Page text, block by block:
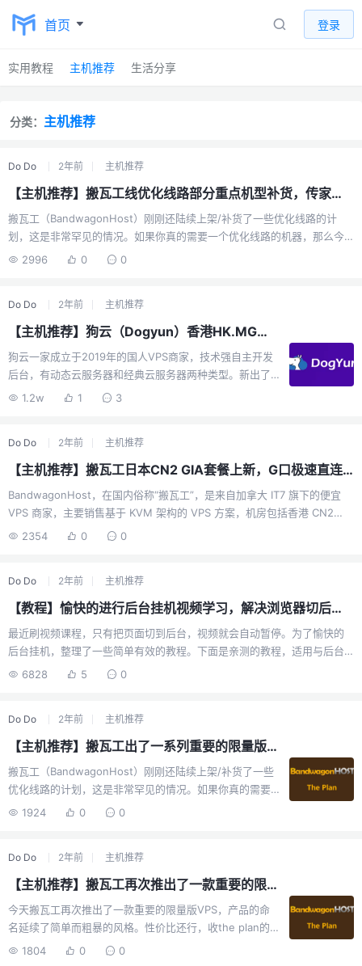
首页 登录
实用教程 主机推荐 生活分享
分类： 主机推荐
Do Do 2年前 主机推荐
【主机推荐】搬瓦工线优化线路部分重点机型补货，传家宝补货！
搬瓦工（BandwagonHost）刚刚还陆续上架/补货了一些优化线路的计
划，这是非常罕见的情况。如果你真的需要一个优化线路的机器，那么今
天有一些非常便宜的机型可以选择。曾经溢价1000+的传家宝。DC6 GIA
Plan（低配） 限量版(无HK CMI)（2C 2GB内存,40 GB SSD,500GB月流
量），$99.99/年⭐⭐⭐⭐⭐性价比爆炸，内存大点 ☞ 直达链接以上均可使用
2996 0 0
Do Do 2年前 主机推荐
【主机推荐】狗云（Dogyun）香港HK.MG测评解锁奈飞
狗云一家成立于2019年的国人VPS商家，技术强自主开发
后台，有动态云服务器和经典云服务器两种类型。新出了
的香港HK.MG机房vps，ipv4+ipv6，国际线路，非直连。
“HK.MG”。目前已经接入NTT，移动能够直连，效果不
错，便宜的移动快乐机。配置及价格1C1G20G、
1TB@500Mbps、优惠后年付￥70优惠码：HK.MG购买链
接：直达链接测试IP206.237.0.*流媒体检测IPV4解锁
D+和ChatGPT，IPV6解锁香港奈菲和D+，流媒体解锁中
规中矩。 ** 测试时间:...
1.2w 1 3
Do Do 2年前 主机推荐
【主机推荐】搬瓦工日本CN2 GIA套餐上新，G口极速直连！
BandwagonHost，在国内俗称“搬瓦工”，是来自加拿大 IT7 旗下的便宜
VPS 商家，主要销售基于 KVM 架构的 VPS 方案，机房包括香港 CN2
GIA、洛杉矶 DC6 CN2 GIA-E、洛杉矶 DC9 CN2 GIA、日本软银
GT、CN2 GIA等中国特别优化线路，日本有软银线路。
BandwagonHost（“搬瓦工”）的一些特色：支持快照（Snapshot，一键
备份整个VPS）、一键迁移机房（VPS在不同机房...
2354 0 0
Do Do 2年前 主机推荐
【教程】愉快的进行后台挂机视频学习，解决浏览器切后台后视频自动暂停的问题！
最近刷视频课程，只有把页面切到后台，视频就会自动暂停。为了愉快的
后台挂机，整理了一些简单有效的教程。下面是亲测的教程，适用与后台
视频挂机学习（中途不需要答题或者点击验证码的视频）。H5如果视频是
var current_video = document.getElementsByTagName('video')[0]
current_video.play() }, 1000)Flash...
6828 5 0
Do Do 2年前 主机推荐
【主机推荐】搬瓦工出了一系列重要的限量版VPS，包含曾经的绝版传家宝套餐，强烈推荐！
搬瓦工（BandwagonHost）刚刚还陆续上架/补货了一些
优化线路的计划，这是非常罕见的情况。如果你真的需要
一个优化线路的机器，那么今天有一些非常便宜的机型可
$49.99/年（推荐）⭐⭐⭐曾经溢价1000+的46刀传家宝 ☞
直达链接DC9 CN2 GIA限量版（1GB内存,20 GB
点 ☞ 直达链接DC6 GIA 及日本软银线路限量版（1GB内
存,20 GB SSD,5...
1924 0 0
Do Do 2年前 主机推荐
【主机推荐】搬瓦工再次推出了一款重要的限量版VPS，强烈推荐
今天搬瓦工再次推出了一款重要的限量版VPS，产品的命
名延续了简单而粗暴的风格。性价比还行，收the plan的
可以直接冲了！还不用溢价！能切软银和DC06 CN2GIA机
1804 0 0